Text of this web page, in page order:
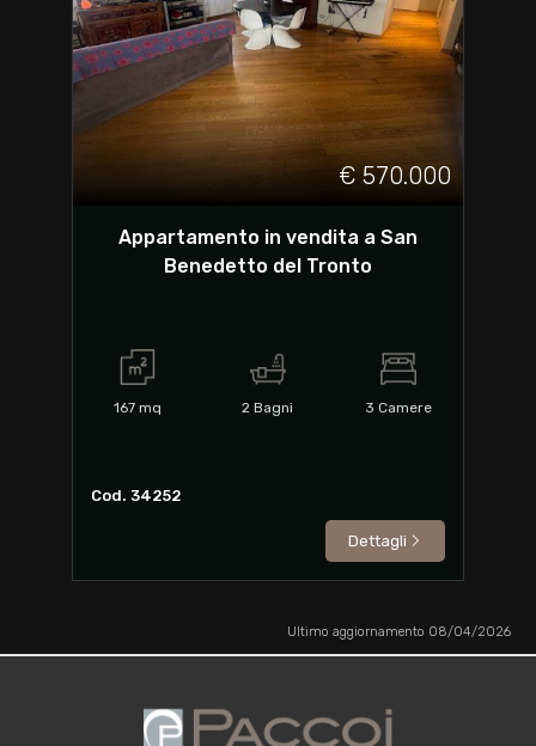
€ 570.000
Appartamento in vendita a San
Benedetto del Tronto
167 mq 2 Bagni 3 Camere
Cod. 34252
Dettagli
Ultimo aggiornamento 08/04/2026